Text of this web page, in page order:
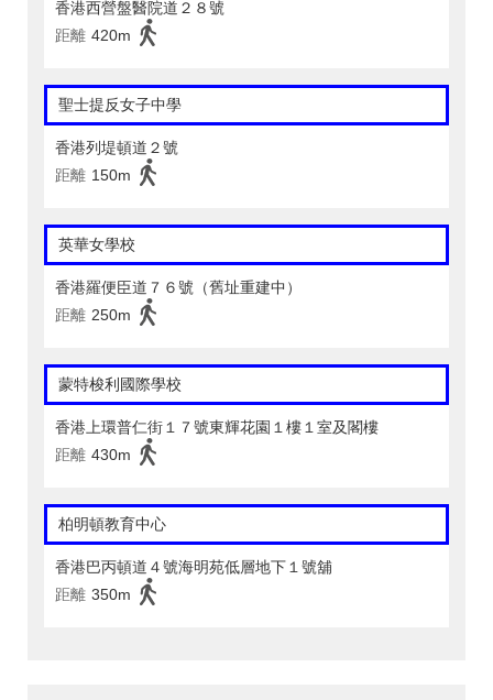
香港西營盤醫院道２８號
距離 420m
聖士提反女子中學
香港列堤頓道２號
距離 150m
英華女學校
香港羅便臣道７６號（舊址重建中）
距離 250m
蒙特梭利國際學校
香港上環普仁街１７號東輝花園１樓１室及閣樓
距離 430m
柏明頓教育中心
香港巴丙頓道４號海明苑低層地下１號舖
距離 350m